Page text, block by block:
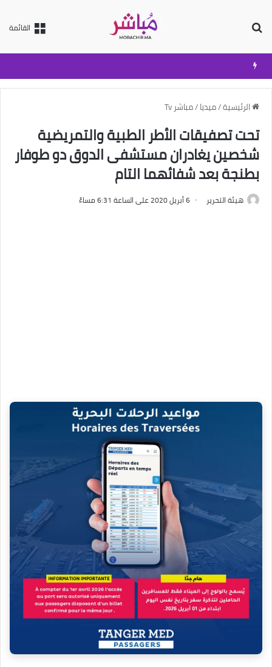
القائمة
الرئيسية/ميديا/مباشر Tv
تحت تصفيقات الأطر الطبية والتمريضية
شخصين يغادران مستشفى الدوق دو طوفار
بطنجة بعد شفائهما التام
هيئة التحرير 6 أبريل 2020 على الساعة 6:31 مساءً